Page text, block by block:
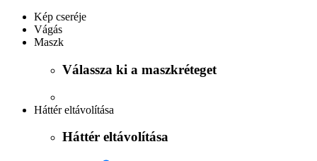
Kép cseréje
Vágás
Maszk
Válassza ki a maszkréteget
Háttér eltávolítása
Háttér eltávolítása